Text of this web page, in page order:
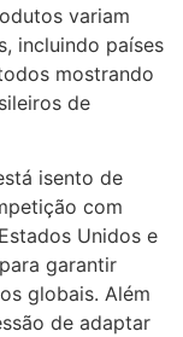
variam
incluindo países
mostrando
de
isento de
com
Unidos e
garantir
globais. Além
de adaptar